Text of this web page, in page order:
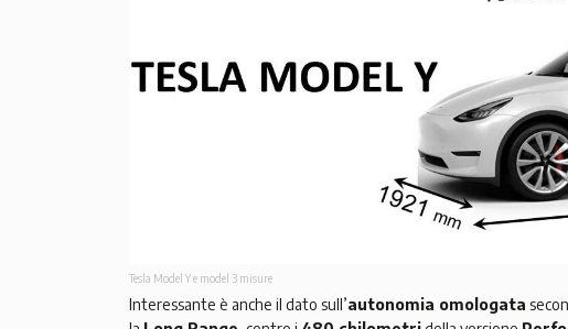
Tesla Model Y e model 3 misure
Interessante è anche il dato sull’autonomia omologata